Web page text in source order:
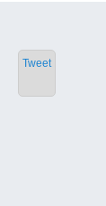
Tweet